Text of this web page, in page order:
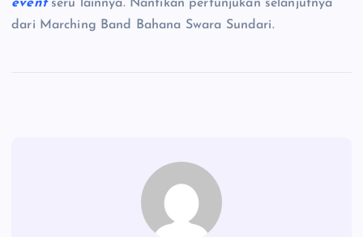
event seru lainnya. Nantikan pertunjukan selanjutnya
dari Marching Band Bahana Swara Sundari.